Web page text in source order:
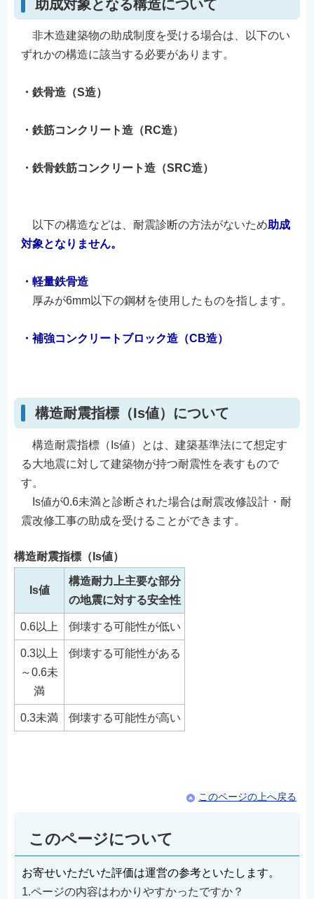
助成対象となる構造について
非木造建築物の助成制度を受ける場合は、以下のい
ずれかの構造に該当する必要があります。
・鉄骨造（S造）
・鉄筋コンクリート造（RC造）
・鉄骨鉄筋コンクリート造（SRC造）
以下の構造などは、耐震診断の方法がないため助成
対象となりません。
・軽量鉄骨造
厚みが6mm以下の鋼材を使用したものを指します。
・補強コンクリートブロック造（CB造）
構造耐震指標（Is値）について
構造耐震指標（Is値）とは、建築基準法にて想定す
る大地震に対して建築物が持つ耐震性を表すもので
す。
Is値が0.6未満と診断された場合は耐震改修設計・耐
震改修工事の助成を受けることができます。
構造耐震指標（Is値）
Is値
構造耐力上主要な部分
の地震に対する安全性
0.6以上 倒壊する可能性が低い
0.3以上
～0.6未
満
倒壊する可能性がある
0.3未満
倒壊する可能性が高い
このページの上へ戻る
このページについて
お寄せいただいた評価は運営の参考といたします。
1.ページの内容はわかりやすかったですか？